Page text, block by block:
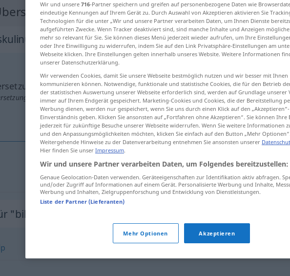
und Femininum
anklicken/antippen)
bikkje
"bikkje"
Wir und unsere 716-Partner speichern und greifen auf personenbezogene Daten wie
eindeutige Kennungen auf Ihrem Gerät zu. Durch Auswahl von Akzeptieren aktivieren Sie
Technologien für die unter „Wir und unsere Partner verarbeiten Daten, um Ihnen Dienste
aufgeführten Zwecke. Wenn Tracker deaktiviert sind, sind manche Inhalte und Anzeigen
mehr so relevant für Sie. Sie können dieses Menü jederzeit wieder aufrufen, um Ihre
oder Ihre Einwilligung zu widerrufen, indem Sie auf den Link Privatsphäre-Einstellungen am
Webseite klicken. Ihre Einstellungen gelten innerhalb unseres Website. Weitere Informationen
unserer Datenschutzerklärung.
Wir verwenden Cookies, damit Sie unsere Webseite bestmöglich nutzen und wir besser mit Ihnen
kommunizieren können. Notwendige, funktionale und statistische Cookies, die für den Betrieb
der statistischen Auswertung unserer Webseite erforderlich sind, werden auf Grundlage unserer
immer auf Ihrem Endgerät gespeichert. Marketing-Cookies und Cookies, die der Bereitstellung
Werbung dienen, werden nur gespeichert, wenn Sie uns durch einen Klick auf den
Einverständnis geben. Klicken Sie ansonsten auf „Fortfahren ohne Akzeptieren“. Sie können
jederzeit für zukünftige Besuche unserer Webseite widerrufen. Wenn Sie weitere Informationen
und den Anpassungsmöglichkeiten möchten, klicken Sie einfach auf den Button „Mehr
Weitergehende Hinweise zu der Datenverarbeitung entnehmen Sie ansonsten unserer
Hier finden Sie unser Impressum.
Wir und unsere Partner verarbeiten Daten, um Folgendes bereitzustellen:
Genaue Geolocation-Daten verwenden. Geräteeigenschaften zur Identifikation aktiv abfragen.
und/oder Zugriff auf Informationen auf einem Gerät. Personalisierte Werbung und Inhalte,
Werbung und Inhalten, Zielgruppenforschung und Entwicklung von Dienstleistungen.
Liste der Partner (Lieferanten)
Mehr Optionen Akzeptieren